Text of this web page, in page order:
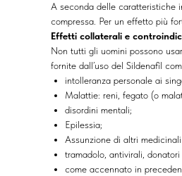
A seconda delle caratteristiche
compressa. Per un effetto più
Effetti collaterali e
Non tutti gli uomini possono
fornite dall’uso del Sildenafil
intolleranza personale ai
Malattie: reni, fegato (o
disordini mentali;
Epilessia;
Assunzione di altri
tramadolo, antivirali,
come accennato in